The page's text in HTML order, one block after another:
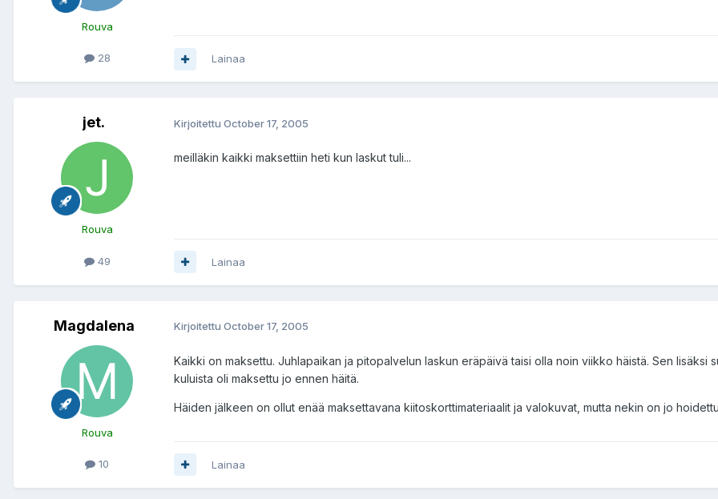
Rouva
28 Lainaa
jet.
Rouva
49
Kirjoitettu October 17, 2005
meilläkin kaikki maksettiin heti kun laskut tuli...
Lainaa
Magdalena
Rouva
10
Kirjoitettu October 17, 2005
Kaikki on maksettu. Juhlapaikan ja pitopalvelun laskun eräpäivä taisi olla noin viikko häistä. Sen lisäksi
kuluista oli maksettu jo ennen häitä.
Häiden jälkeen on ollut enää maksettavana kiitoskorttimateriaalit ja valokuvat, mutta nekin on jo
Lainaa